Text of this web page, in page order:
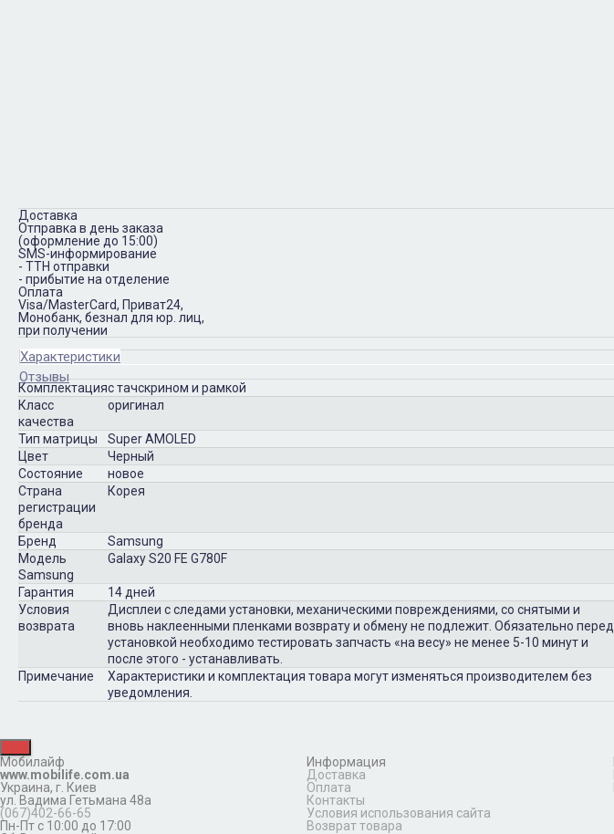
Доставка
Отправка в день заказа
(оформление до 15:00)
SMS-информирование
- ТТН отправки
- прибытие на отделение
Оплата
Visa/MasterCard, Приват24,
Монобанк, безнал для юр. лиц,
при получении
Характеристики
Отзывы
Комплектацияс тачскрином и рамкой
Класс
качества
оригинал
Тип матрицы
Super AMOLED
Цвет
Черный
Состояние
новое
Страна
регистрации
бренда
Корея
Бренд
Samsung
Модель
Samsung
Galaxy S20 FE G780F
Гарантия
14 дней
Условия
возврата
Дисплеи с следами установки, механическими повреждениями, со снятыми и
вновь наклеенными пленками возврату и обмену не подлежит. Обязательно перед
установкой необходимо тестировать запчасть «на весу» не менее 5-10 минут и
после этого - устанавливать.
Примечание
Характеристики и комплектация товара могут изменяться производителем без
уведомления.
Мобилайф
www.mobilife.com.ua
Украина, г. Киев
ул. Вадима Гетьмана 48а
(067)402-66-65
Пн-Пт с 10:00 до 17:00
Информация
Доставка
Оплата
Контакты
Условия использования сайта
Возврат товара